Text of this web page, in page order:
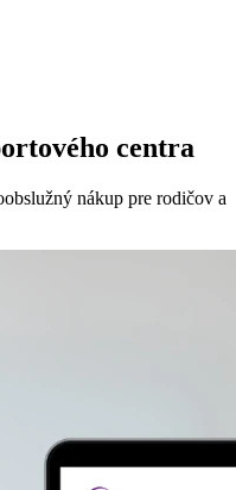
centra
nákup pre rodičov a